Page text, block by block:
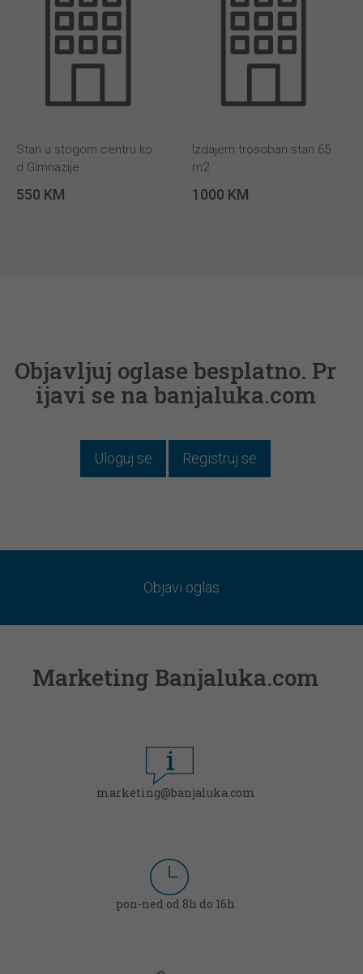
Stan u stogom centru ko
d Gimnazije
550 KM
Izdajem trosoban stan 65
m2
1000 KM
Objavljuj oglase besplatno. Pr
ijavi se na banjaluka.com
Uloguj se Registruj se
Objavi oglas
Marketing Banjaluka.com
marketing@banjaluka.com
pon-ned od 8h do 16h